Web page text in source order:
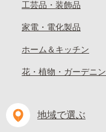
工芸品・装飾品
家電・電化製品
ホーム＆キッチン
花・植物・ガーデニ
地域で選ぶ